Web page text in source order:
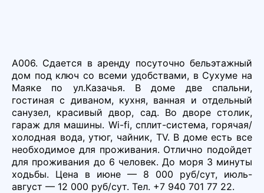
А006. Сдается в аренду посуточно бельэтажный
дом под ключ со всеми удобствами, в Сухуме на
Маяке по ул.Казачья. В доме две спальни,
гостиная с диваном, кухня, ванная и отдельный
санузел, красивый двор, сад. Во дворе столик,
гараж для машины. Wi-fi, сплит-система, горячая/
холодная вода, утюг, чайник, TV. В доме есть все
необходимое для проживания. Отлично подойдет
для проживания до 6 человек. До моря 3 минуты
ходьбы. Цена в июне — 8 000 руб/сут, июль-
август — 12 000 руб/сут. Тел. +7 940 701 77 22.